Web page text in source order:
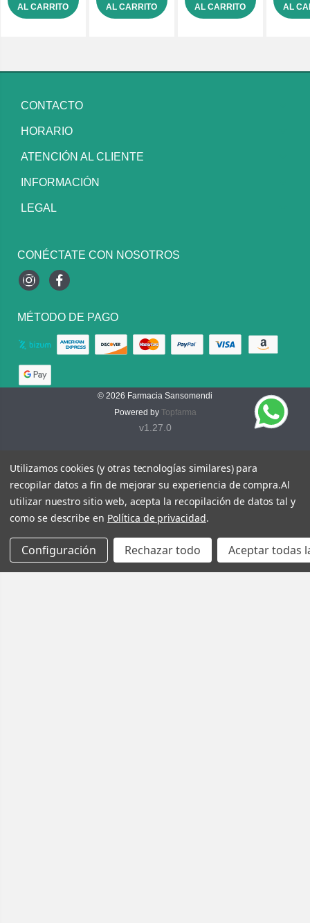
AL CARRITO
AL CARRITO
AL CARRITO
AL
CONTACTO
HORARIO
ATENCIÓN AL CLIENTE
INFORMACIÓN
LEGAL
CONÉCTATE CON NOSOTROS
InstagramFacebook
MÉTODO DE PAGO
© 2026 Farmacia Sansomendi
Powered by Topfarma
v1.27.0
Utilizamos cookies (y otras tecnologías similares) para
recopilar datos a fin de mejorar su experiencia de compra.Al
utilizar nuestro sitio web, acepta la recopilación de datos tal y
como se describe en Política de privacidad.
Configuración Rechazar todo Aceptar todas